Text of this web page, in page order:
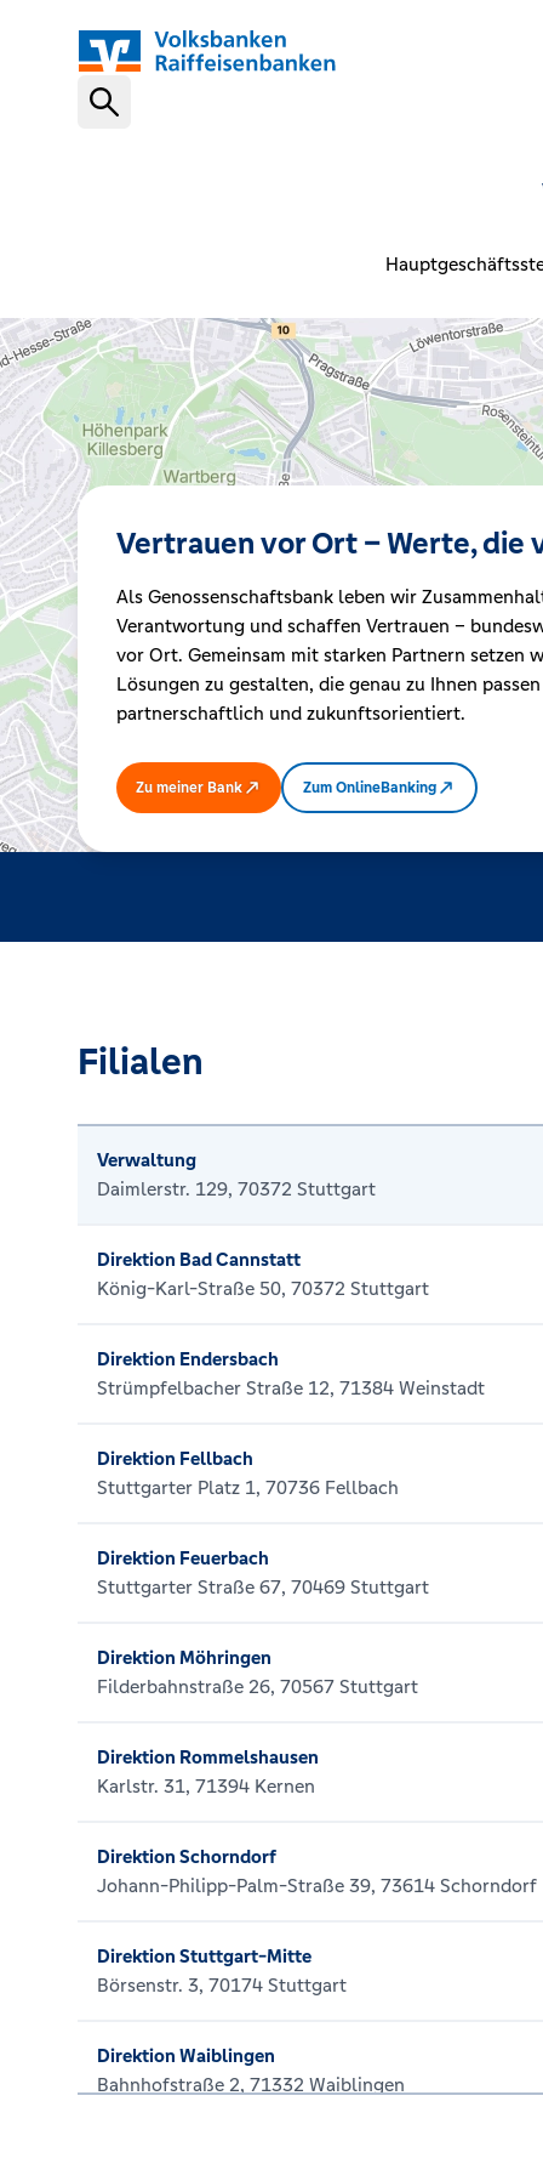
VR Banking App
Kreditrechner
Immobilien
Vertrauen vor Ort – Werte, die
Als Genossenschaftsbank leben wir
Verantwortung und schaffen Vertrauen –
vor Ort. Gemeinsam mit starken Partnern setzen
Lösungen zu gestalten, die genau zu Ihnen
partnerschaftlich und zukunftsorientiert.
Zu meiner Bank Zum OnlineBanking
Filialen
Verwaltung
Daimlerstr. 129, 70372 Stuttgart
Direktion Bad Cannstatt
König-Karl-Straße 50, 70372 Stuttgart
Direktion Endersbach
Strümpfelbacher Straße 12, 71384 Weinstadt
Direktion Fellbach
Stuttgarter Platz 1, 70736 Fellbach
Direktion Feuerbach
Stuttgarter Straße 67, 70469 Stuttgart
Direktion Möhringen
Filderbahnstraße 26, 70567 Stuttgart
Direktion Rommelshausen
Karlstr. 31, 71394 Kernen
Direktion Schorndorf
Johann-Philipp-Palm-Straße 39, 73614 Schorndorf
Direktion Stuttgart-Mitte
Börsenstr. 3, 70174 Stuttgart
Direktion Waiblingen
Bahnhofstraße 2, 71332 Waiblingen